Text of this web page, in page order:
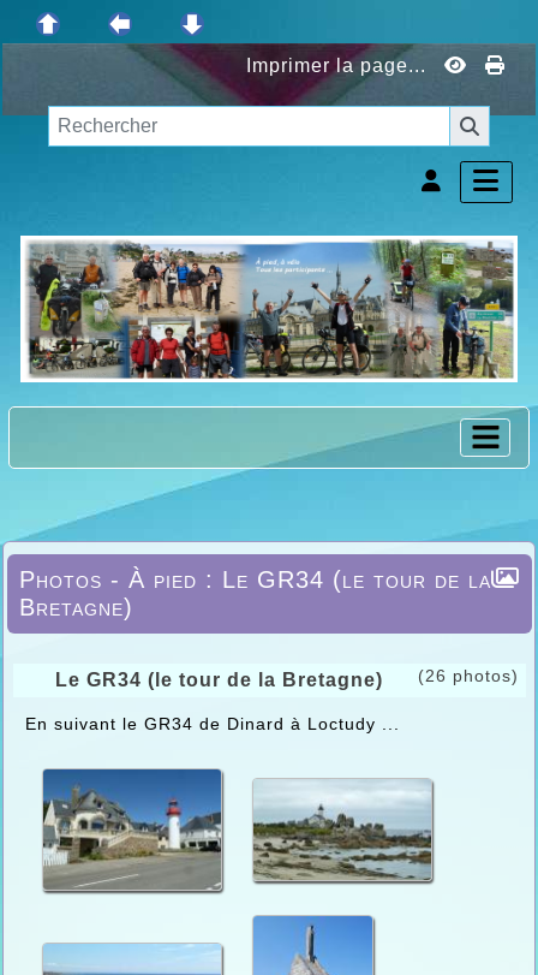
Imprimer la page...
Photos - À pied : Le GR34 (le tour de la
Bretagne)
Le GR34 (le tour de la Bretagne) (26 photos)
En suivant le GR34 de Dinard à Loctudy ...